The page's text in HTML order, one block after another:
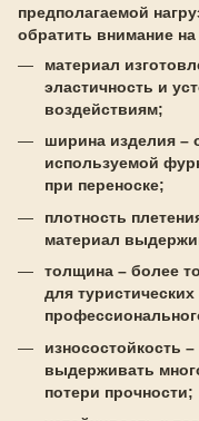
предполагаемой
обратить внимание
материал
эластичность и
воздействиям;
ширина изделия –
используемой
при переноске;
плотность
материал
толщина – более
для
износостойкость
выдерживать
потери прочности;